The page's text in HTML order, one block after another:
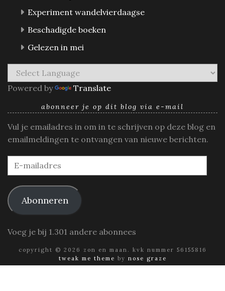
Experiment wandelvierdaagse
Beschadigde boeken
Gelezen in mei
Powered by Translate
abonneer je op dit blog via e-mail
Vul je emailadres in om in te schrijven op deze blog en
emailmeldingen te ontvangen van nieuwe berichten.
E-
mailadres
Abonneren
Voeg je bij 1.301 andere abonnees
copyright © 2026 zon en maan. kvk nummer 56155816
tweak me theme by nose graze